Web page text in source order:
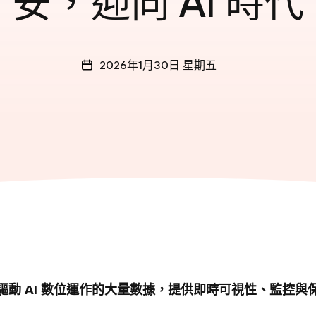
2026年1月30日 星期五
動 AI 數位運作的大量數據，提供即時可視性、監控與